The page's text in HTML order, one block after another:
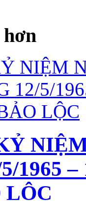
1965
LỘC